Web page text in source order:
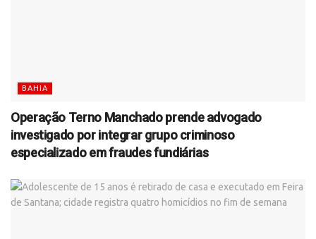
BAHIA
Operação Terno Manchado prende advogado
investigado por integrar grupo criminoso
especializado em fraudes fundiárias